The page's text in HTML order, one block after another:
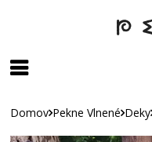
Domov Pekne Vlnené Deky